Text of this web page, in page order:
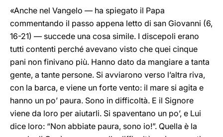
«Anche nel Vangelo — ha spiegato il Papa
commentando il passo appena letto di san Giovanni (6,
16-21) — succede una cosa simile. I discepoli erano
tutti contenti perché avevano visto che quei cinque
pani non finivano più. Hanno dato da mangiare a tanta
gente, a tante persone. Si avviarono verso l’altra riva,
con la barca, e viene un forte vento: il mare si agita e
hanno un po’ paura. Sono in difficoltà. E il Signore
viene da loro per aiutarli. Si spaventano un po’, e Lui
dice loro: “Non abbiate paura, sono io!”. Quella è la